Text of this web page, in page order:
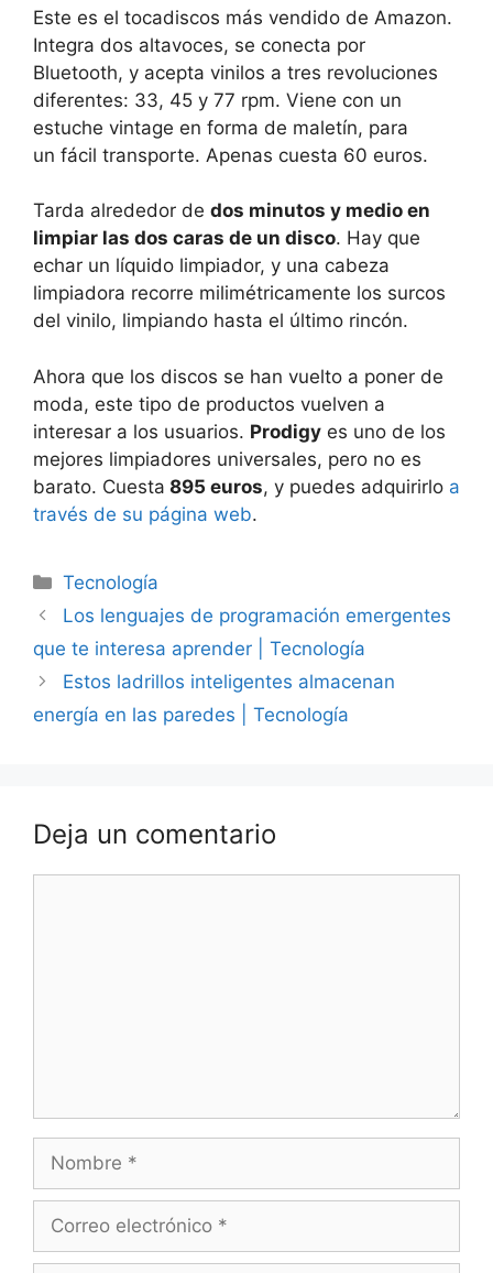
Este es el tocadiscos más vendido de Amazon.
Integra dos altavoces, se conecta por
Bluetooth, y acepta vinilos a tres revoluciones
diferentes: 33, 45 y 77 rpm. Viene con un
estuche vintage en forma de maletín, para
un fácil transporte. Apenas cuesta 60 euros.
Tarda alrededor de dos minutos y medio en
limpiar las dos caras de un disco. Hay que
echar un líquido limpiador, y una cabeza
limpiadora recorre milimétricamente los surcos
del vinilo, limpiando hasta el último rincón.
Ahora que los discos se han vuelto a poner de
moda, este tipo de productos vuelven a
interesar a los usuarios. Prodigy es uno de los
mejores limpiadores universales, pero no es
barato. Cuesta 895 euros, y puedes adquirirlo a
través de su página web.
Categorías
Tecnología
Los lenguajes de programación emergentes
que te interesa aprender | Tecnología
Estos ladrillos inteligentes almacenan
energía en las paredes | Tecnología
Deja un comentario
electrónico